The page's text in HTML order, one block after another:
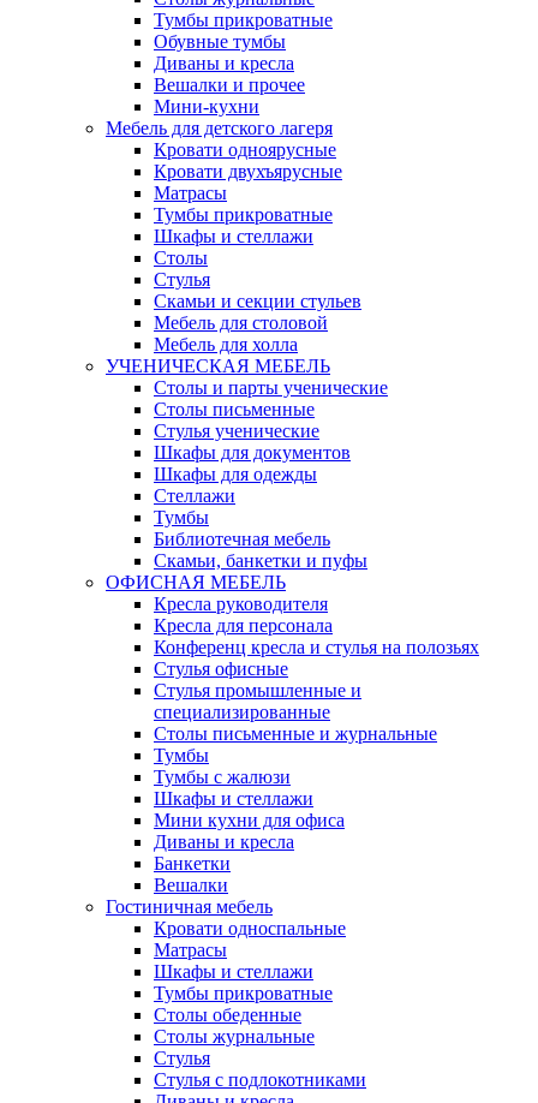
Тумбы прикроватные
Обувные тумбы
Диваны и кресла
Вешалки и прочее
Мини-кухни
Мебель для детского лагеря
Кровати одноярусные
Кровати двухъярусные
Матрасы
Тумбы прикроватные
Шкафы и стеллажи
Столы
Стулья
Скамьи и секции стульев
Мебель для столовой
Мебель для холла
УЧЕНИЧЕСКАЯ МЕБЕЛЬ
Столы и парты ученические
Столы письменные
Стулья ученические
Шкафы для документов
Шкафы для одежды
Стеллажи
Тумбы
Библиотечная мебель
Скамьи, банкетки и пуфы
ОФИСНАЯ МЕБЕЛЬ
Кресла руководителя
Кресла для персонала
Конференц кресла и стулья на полозьях
Стулья офисные
Стулья промышленные и
специализированные
Столы письменные и журнальные
Тумбы
Тумбы с жалюзи
Шкафы и стеллажи
Мини кухни для офиса
Диваны и кресла
Банкетки
Вешалки
Гостиничная мебель
Кровати односпальные
Матрасы
Шкафы и стеллажи
Тумбы прикроватные
Столы обеденные
Столы журнальные
Стулья
Стулья с подлокотниками